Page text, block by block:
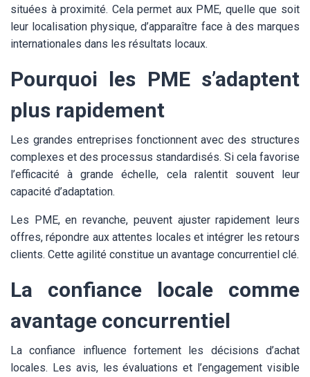
situées à proximité. Cela permet aux PME, quelle que soit
leur localisation physique, d’apparaître face à des marques
internationales dans les résultats locaux.
Pourquoi les PME s’adaptent
plus rapidement
Les grandes entreprises fonctionnent avec des structures
complexes et des processus standardisés. Si cela favorise
l’efficacité à grande échelle, cela ralentit souvent leur
capacité d’adaptation.
Les PME, en revanche, peuvent ajuster rapidement leurs
offres, répondre aux attentes locales et intégrer les retours
clients. Cette agilité constitue un avantage concurrentiel clé.
La confiance locale comme
avantage concurrentiel
La confiance influence fortement les décisions d’achat
locales. Les avis, les évaluations et l’engagement visible